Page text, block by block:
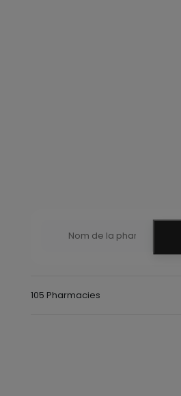
105 Pharmacies